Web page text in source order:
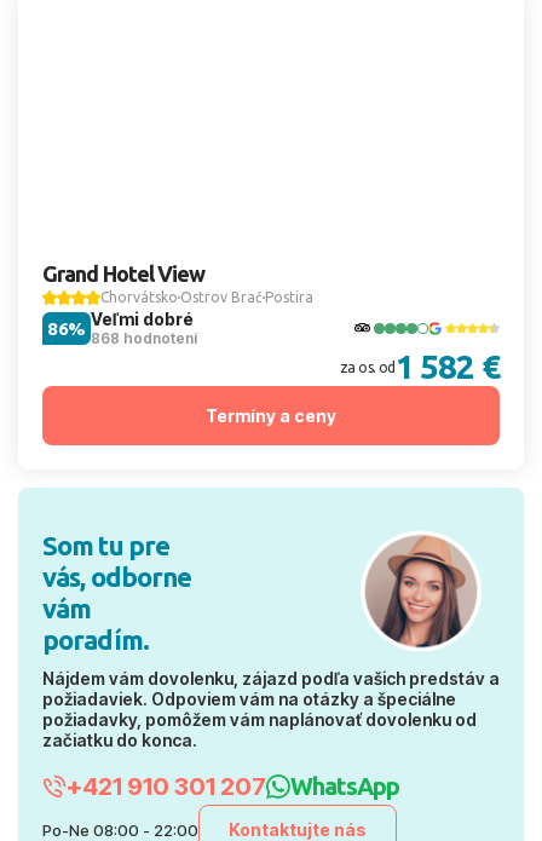
Grand Hotel View
Chorvátsko Ostrov Brač Postira
Veľmi dobré
868 hodnotení
86%
za os. od 1 582 €
Termíny a ceny
Som tu pre
vás, odborne
vám
poradím.
Nájdem vám dovolenku, zájazd podľa vašich predstáv a
požiadaviek. Odpoviem vám na otázky a špeciálne
požiadavky, pomôžem vám naplánovať dovolenku od
začiatku do konca.
+421 910 301 207 WhatsApp
Po-Ne 08:00 - 22:00 Kontaktujte nás